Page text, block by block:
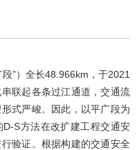
”）全长48.966km，于2021
联起各条过江通道，交通流
式严峻。因此，以平广段为
S方法在改扩建工程交通安
验证。根据构建的交通安全